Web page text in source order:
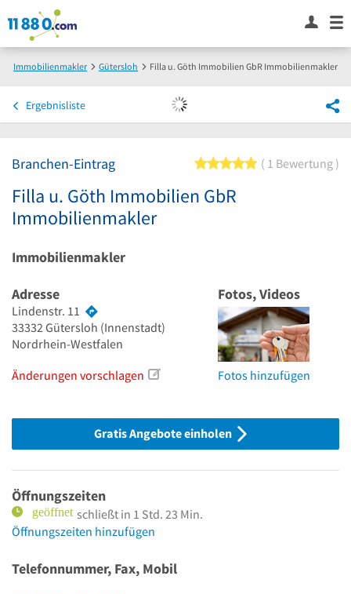
Immobilienmakler Gütersloh Filla u. Göth Immobilien GbR Immobilienmakler
Ergebnisliste
Branchen-Eintrag 5 von 5 Sternen
1 Bewertung
Filla u. Göth Immobilien GbR
Immobilienmakler
Immobilienmakler
Adresse
Lindenstr. 11
33332Gütersloh (Innenstadt)
Nordrhein-Westfalen
Änderungen vorschlagen
Fotos, Videos
Fotos hinzufügen
Gratis Angebote einholen
Öffnungszeiten
schließt in 1 Std. 23 Min.
Öffnungszeiten hinzufügen
Telefonnummer, Fax, Mobil